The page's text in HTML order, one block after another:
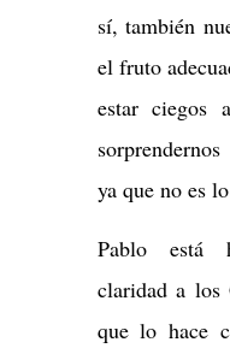
sí, también
el fruto
estar ciegos
ya que no es
Pablo está
claridad a los
que lo hace